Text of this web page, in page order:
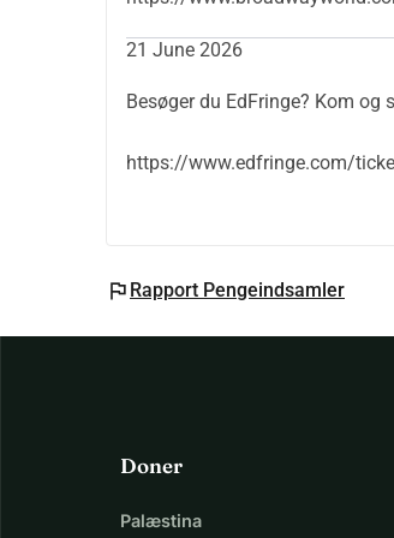
21 June 2026
Besøger du EdFringe? Kom og
https://www.edfringe.com/
flag Rapport Pengeindsamler
Doner
Palæstina